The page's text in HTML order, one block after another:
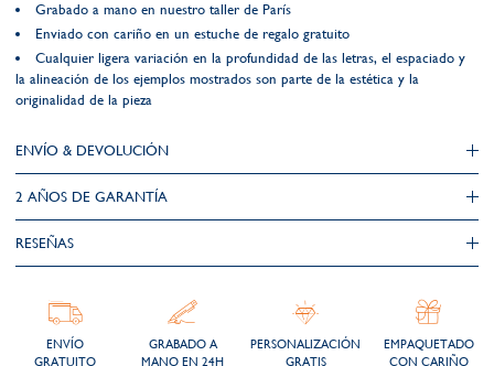
Grabado a mano en nuestro taller de París
Enviado con cariño en un estuche de regalo gratuito
Cualquier ligera variación en la profundidad de las letras, el espaciado y
la alineación de los ejemplos mostrados son parte de la estética y la
originalidad de la pieza
ENVÍO & DEVOLUCIÓN
2 AÑOS DE GARANTÍA​
RESEÑAS
ENVÍO
GRATUITO
GRABADO A
MANO EN 24H
PERSONALIZACIÓN
GRATIS
EMPAQUETADO
CON CARIÑO